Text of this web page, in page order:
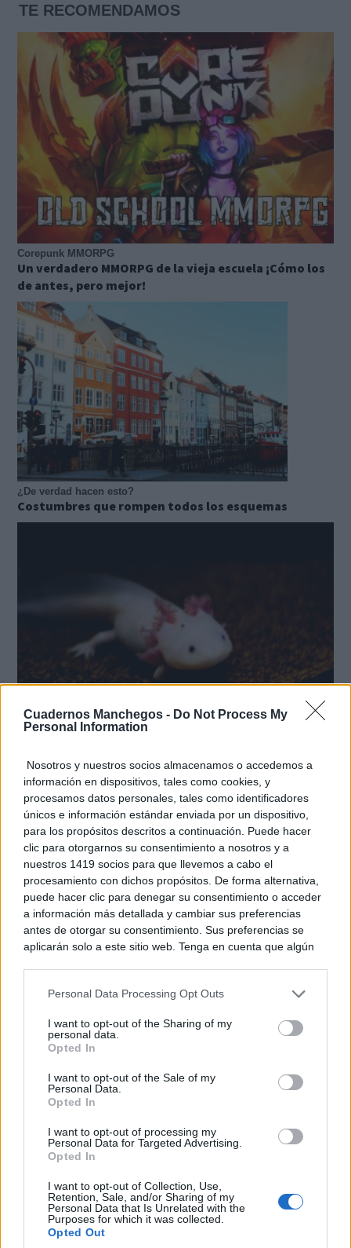
Cuadernos Manchegos - Do Not Process My
Personal Information
Nosotros y nuestros socios almacenamos o accedemos a
información en dispositivos, tales como cookies, y
procesamos datos personales, tales como identificadores
únicos e información estándar enviada por un dispositivo,
para los propósitos descritos a continuación. Puede hacer
clic para otorgarnos su consentimiento a nosotros y a
nuestros 1419 socios para que llevemos a cabo el
procesamiento con dichos propósitos. De forma alternativa,
puede hacer clic para denegar su consentimiento o acceder
a información más detallada y cambiar sus preferencias
antes de otorgar su consentimiento. Sus preferencias se
aplicarán solo a este sitio web. Tenga en cuenta que algún
rechazar tal procesamiento. Puede cambiar sus preferencias
a este sitio y haciendo clic en el botón "Privacidad" en la
parte inferior de la página web.
Please note that this website/app uses one or more Google
services and may gather and store information including but
not limited to your visit or usage behaviour. You may click to
use your data for below specified purposes in below Google
consent section.
Personal Data Processing Opt Outs
I want to opt-out of the Sharing of my
personal data.
Opted In
I want to opt-out of the Sale of my
Personal Data.
Opted In
I want to opt-out of processing my
Personal Data for Targeted Advertising.
Opted In
I want to opt-out of Collection, Use,
Retention, Sale, and/or Sharing of my
Personal Data that Is Unrelated with the
Purposes for which it was collected.
Opted Out
TE RECOMENDAMOS
Corepunk MMORPG
Un verdadero MMORPG de la vieja escuela ¡Cómo los
de antes, pero mejor!
¿De verdad hacen esto?
Costumbres que rompen todos los esquemas
Estas criaturas existen y parecen sacadas de otro
planeta
No son populares, pero sí extraordinariamente
útiles